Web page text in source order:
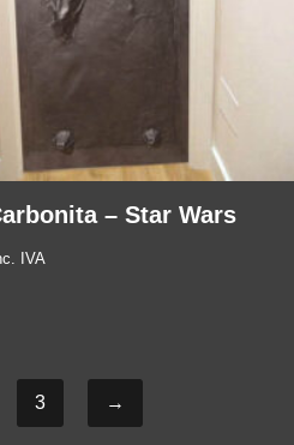
– Star Wars
IVA
3 →